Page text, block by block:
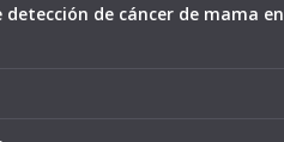
de cáncer de mama en